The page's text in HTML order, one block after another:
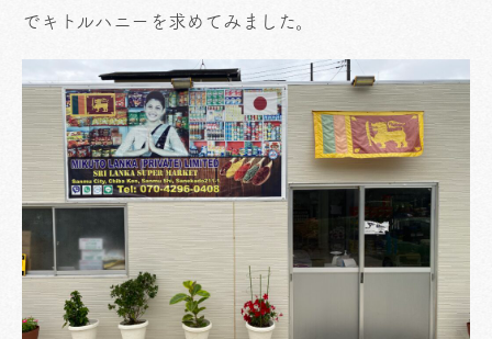
でキトルハニーを求めてみました。